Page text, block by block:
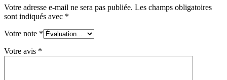
Votre adresse e-mail ne sera pas publiée. Les champs obligatoires
sont indiqués avec *
Votre note *
Votre avis *